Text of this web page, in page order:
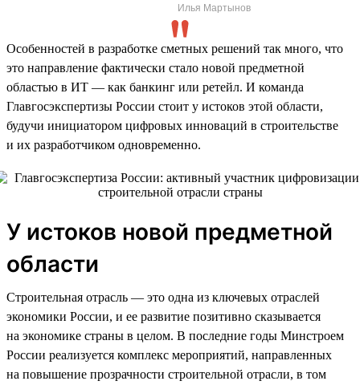
Илья Мартынов
Особенностей в разработке сметных решений так много, что
это направление фактически стало новой предметной
областью в ИТ — как банкинг или ретейл. И команда
Главгосэкспертизы России стоит у истоков этой области,
будучи инициатором цифровых инноваций в строительстве
и их разработчиком одновременно.
У истоков новой предметной
области
Строительная отрасль — это одна из ключевых отраслей
экономики России, и ее развитие позитивно сказывается
на экономике страны в целом. В последние годы Минстроем
России реализуется комплекс мероприятий, направленных
на повышение прозрачности строительной отрасли, в том